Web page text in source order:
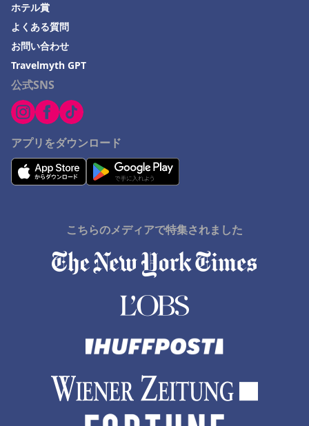
公式SNS
アプリをダウンロード
ホテル賞
よくある質問
お問い合わせ
Travelmyth GPT
こちらのメディアで特集されました